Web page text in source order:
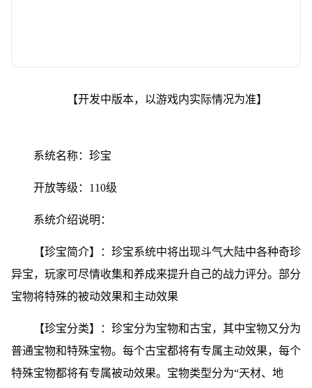
【开发中版本，以游戏内实际情况为准】
系统名称：珍宝
开放等级：110级
系统介绍说明：
【珍宝简介】：珍宝系统中将出现斗气大陆中各种奇珍
异宝，玩家可尽情收集和养成来提升自己的战力评分。部分
宝物将特殊的被动效果和主动效果
【珍宝分类】：珍宝分为宝物和古宝，其中宝物又分为
普通宝物和特殊宝物。每个古宝都将有专属主动效果，每个
特殊宝物都将有专属被动效果。宝物类型分为“天材、地